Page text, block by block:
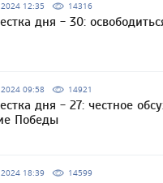
12:35 14316
дня - 30:
09:58 14921
дня - 27: честное
Победы
18:39 14599